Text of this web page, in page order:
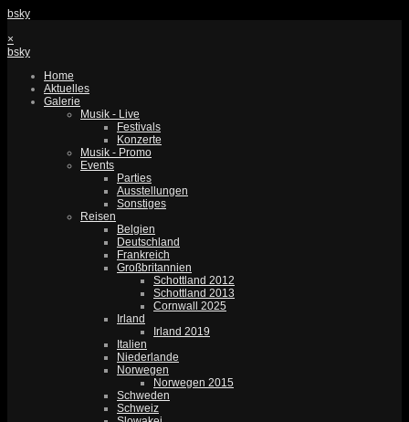
bsky
×
bsky
Home
Aktuelles
Galerie
Musik - Live
Festivals
Konzerte
Musik - Promo
Events
Parties
Ausstellungen
Sonstiges
Reisen
Belgien
Deutschland
Frankreich
Großbritannien
Schottland 2012
Schottland 2013
Cornwall 2025
Irland
Irland 2019
Italien
Niederlande
Norwegen
Norwegen 2015
Schweden
Schweiz